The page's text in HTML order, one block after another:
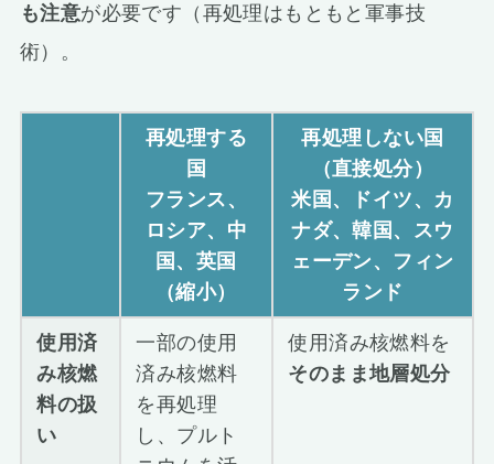
も注意が必要です（再処理はもともと軍事技
術）。
再処理する
国
フランス、
ロシア、中
国、英国
（縮小）
再処理しない国
（直接処分）
米国、ドイツ、カ
ナダ、韓国、スウ
ェーデン、フィン
ランド
使用済
み核燃
料の扱
い
一部の使用
済み核燃料
を再処理
し、プルト
使用済み核燃料を
そのまま地層処分